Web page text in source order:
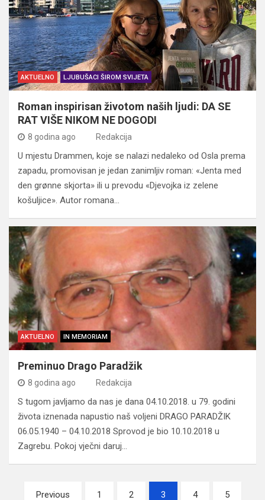
AKTUELNO LJUBUŠACI ŠIROM SVIJETA
Roman inspirisan životom naših ljudi: DA SE
RAT VIŠE NIKOM NE DOGODI
8 godina ago Redakcija
U mjestu Drammen, koje se nalazi nedaleko od Osla prema
zapadu, promovisan je jedan zanimljiv roman: «Jenta med
den grønne skjorta» ili u prevodu «Djevojka iz zelene
košuljice». Autor romana…
AKTUELNO IN MEMORIAM
Preminuo Drago Paradžik
8 godina ago Redakcija
S tugom javljamo da nas je dana 04.10.2018. u 79. godini
života iznenada napustio naš voljeni DRAGO PARADŽIK
06.05.1940 – 04.10.2018 Sprovod je bio 10.10.2018 u
Zagrebu. Pokoj vječni daruj…
Navigacija
Previous 1 2 3 4 5